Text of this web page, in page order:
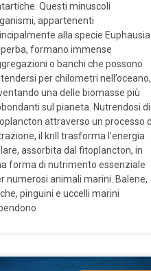
Questi minuscoli
appartenenti
alla specie Euphausia
formano immense
o banchi che possono
per chilometri nell’oceano,
una delle biomasse più
sul pianeta. Nutrendosi di
attraverso un processo
il krill trasforma l’energia
assorbita dal fitoplancton, in
forma di nutrimento essenziale
numerosi animali marini. Balene,
pinguini e uccelli marini